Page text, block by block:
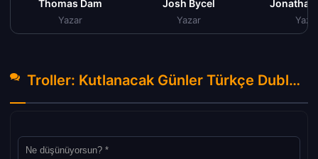
Thomas Dam
Yazar
Josh Bycel
Yazar
Jonathan
Troller: Kutlanacak Günler Türkçe Dublaj izle (2017) Hakkında Yorumlar